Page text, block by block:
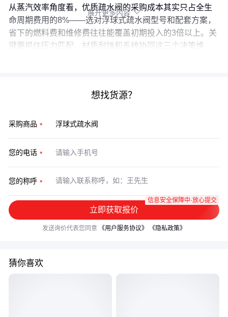
从蒸汽效率角度看，优质疏水阀的采购成本其实只占全生
命周期费用的8%——选对浮球式疏水阀型号和配套方案，
省下的燃料费和维修费往往能覆盖初期投入的3倍以上。关
键要抓住压力匹配、材质耐蚀和系统协同这三个决策维
展开更多内容 
想找货源？
采购商品
您的电话
您的称呼
立即获取报价
信息安全保障中·放心提交
发送询价代表您同意 《用户服务协议》 《隐私政策》
猜你喜欢